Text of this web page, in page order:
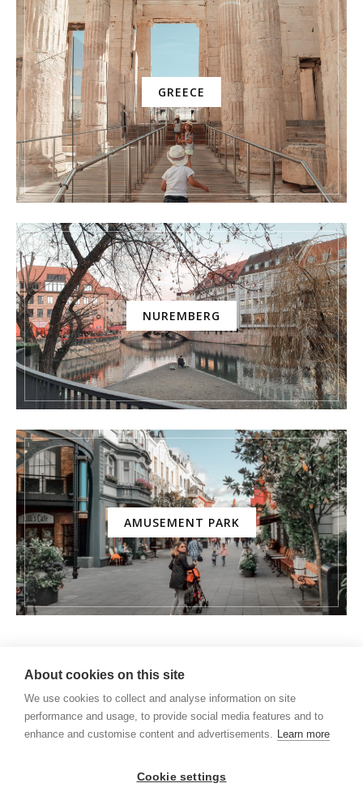
GREECE
NUREMBERG
AMUSEMENT PARK
About cookies on this site
We use cookies to collect and analyse information on site
performance and usage, to provide social media features and to
enhance and customise content and advertisements. Learn more
Cookie settings